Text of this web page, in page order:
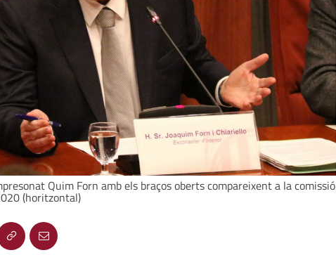
Quim Forn amb els braços oberts compareixent a la comissió
(horitzontal)